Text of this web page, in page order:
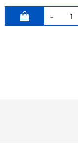
Quantità